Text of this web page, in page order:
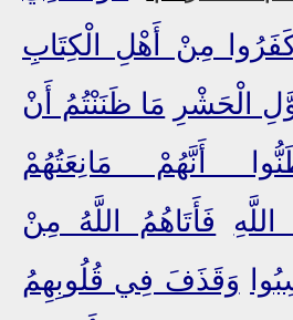
كَفَرُوا مِنْ أَهْلِ الْكِتَابِ
الْحَشْرِ مَا ظَنَنْتُمُ أَنْ
أَنَّهُمْ مَانِعَتُهُمْ
فَأَتَاهُمُ اللَّهُ مِنْ
وَقَذَفَ فِي قُلُوبِهِمُ